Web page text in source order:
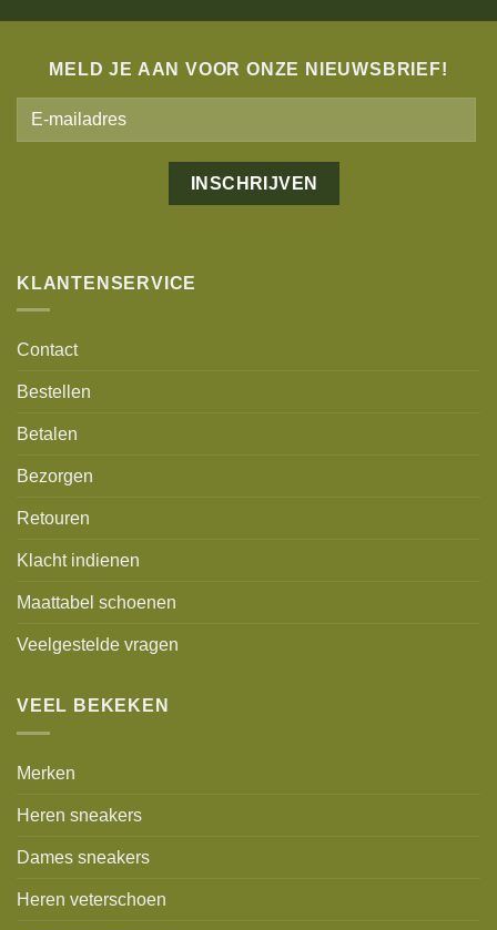
MELD JE AAN VOOR ONZE NIEUWSBRIEF!
KLANTENSERVICE
Contact
Bestellen
Betalen
Bezorgen
Retouren
Klacht indienen
Maattabel schoenen
Veelgestelde vragen
VEEL BEKEKEN
Merken
Heren sneakers
Dames sneakers
Heren veterschoen